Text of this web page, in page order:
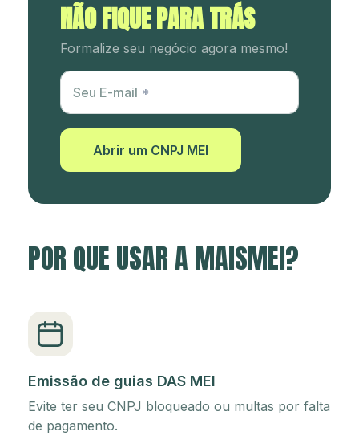
NÃO FIQUE PARA TRÁS
Formalize seu negócio agora mesmo!
Utm Content
Seu E-mail
Abrir um CNPJ MEI
POR QUE USAR A MAISMEI?
Emissão de guias DAS MEI
Evite ter seu CNPJ bloqueado ou multas por falta
de pagamento.